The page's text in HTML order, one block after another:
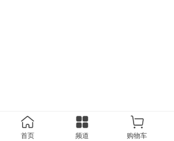
首页 频道 购物车